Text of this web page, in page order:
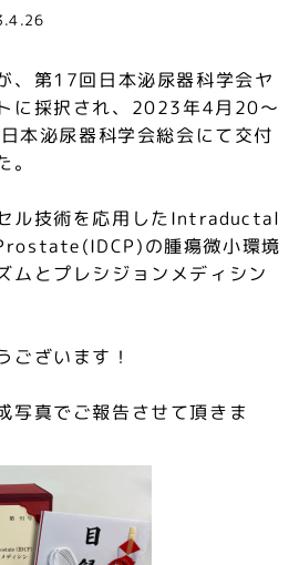
、第17回日本泌尿器科学会ヤ
に採択され、2023年4月20～
本泌尿器科学会総会にて交付
ル技術を応用したIntraductal
の腫瘍微小環境
ムとプレシジョンメディシン
ございます！
写真でご報告させて頂きま